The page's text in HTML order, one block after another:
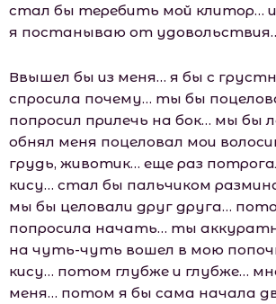
стал бы теребить мой клитор…
я постанываю от
Ввышел бы из меня… я бы с
спросила почему… ты бы
попросил прилечь на бок… мы бы
обнял меня поцеловал мои
грудь, животик… еще раз
кису… стал бы пальчиком
мы бы целовали друг друга…
попросила начать… ты
на чуть-чуть вошел в мою
кису… потом глубже и глубже…
меня… потом я бы сама начала